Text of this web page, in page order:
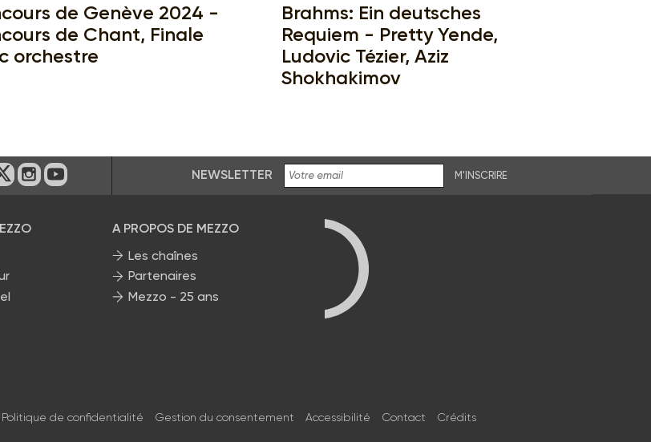
de Genève 2024 -
de Chant, Finale
orchestre
Brahms: Ein deutsches
Requiem - Pretty Yende,
Ludovic Tézier, Aziz
Shokhakimov
Facebook
Sur Twitter
Sur Instagram
Sur Youtube NEWSLETTER M'INSCRIRE
A PROPOS DE MEZZO
Les chaînes
Partenaires
Mezzo - 25 ans
Politique de confidentialité Gestion du consentement Accessibilité Contact Crédits